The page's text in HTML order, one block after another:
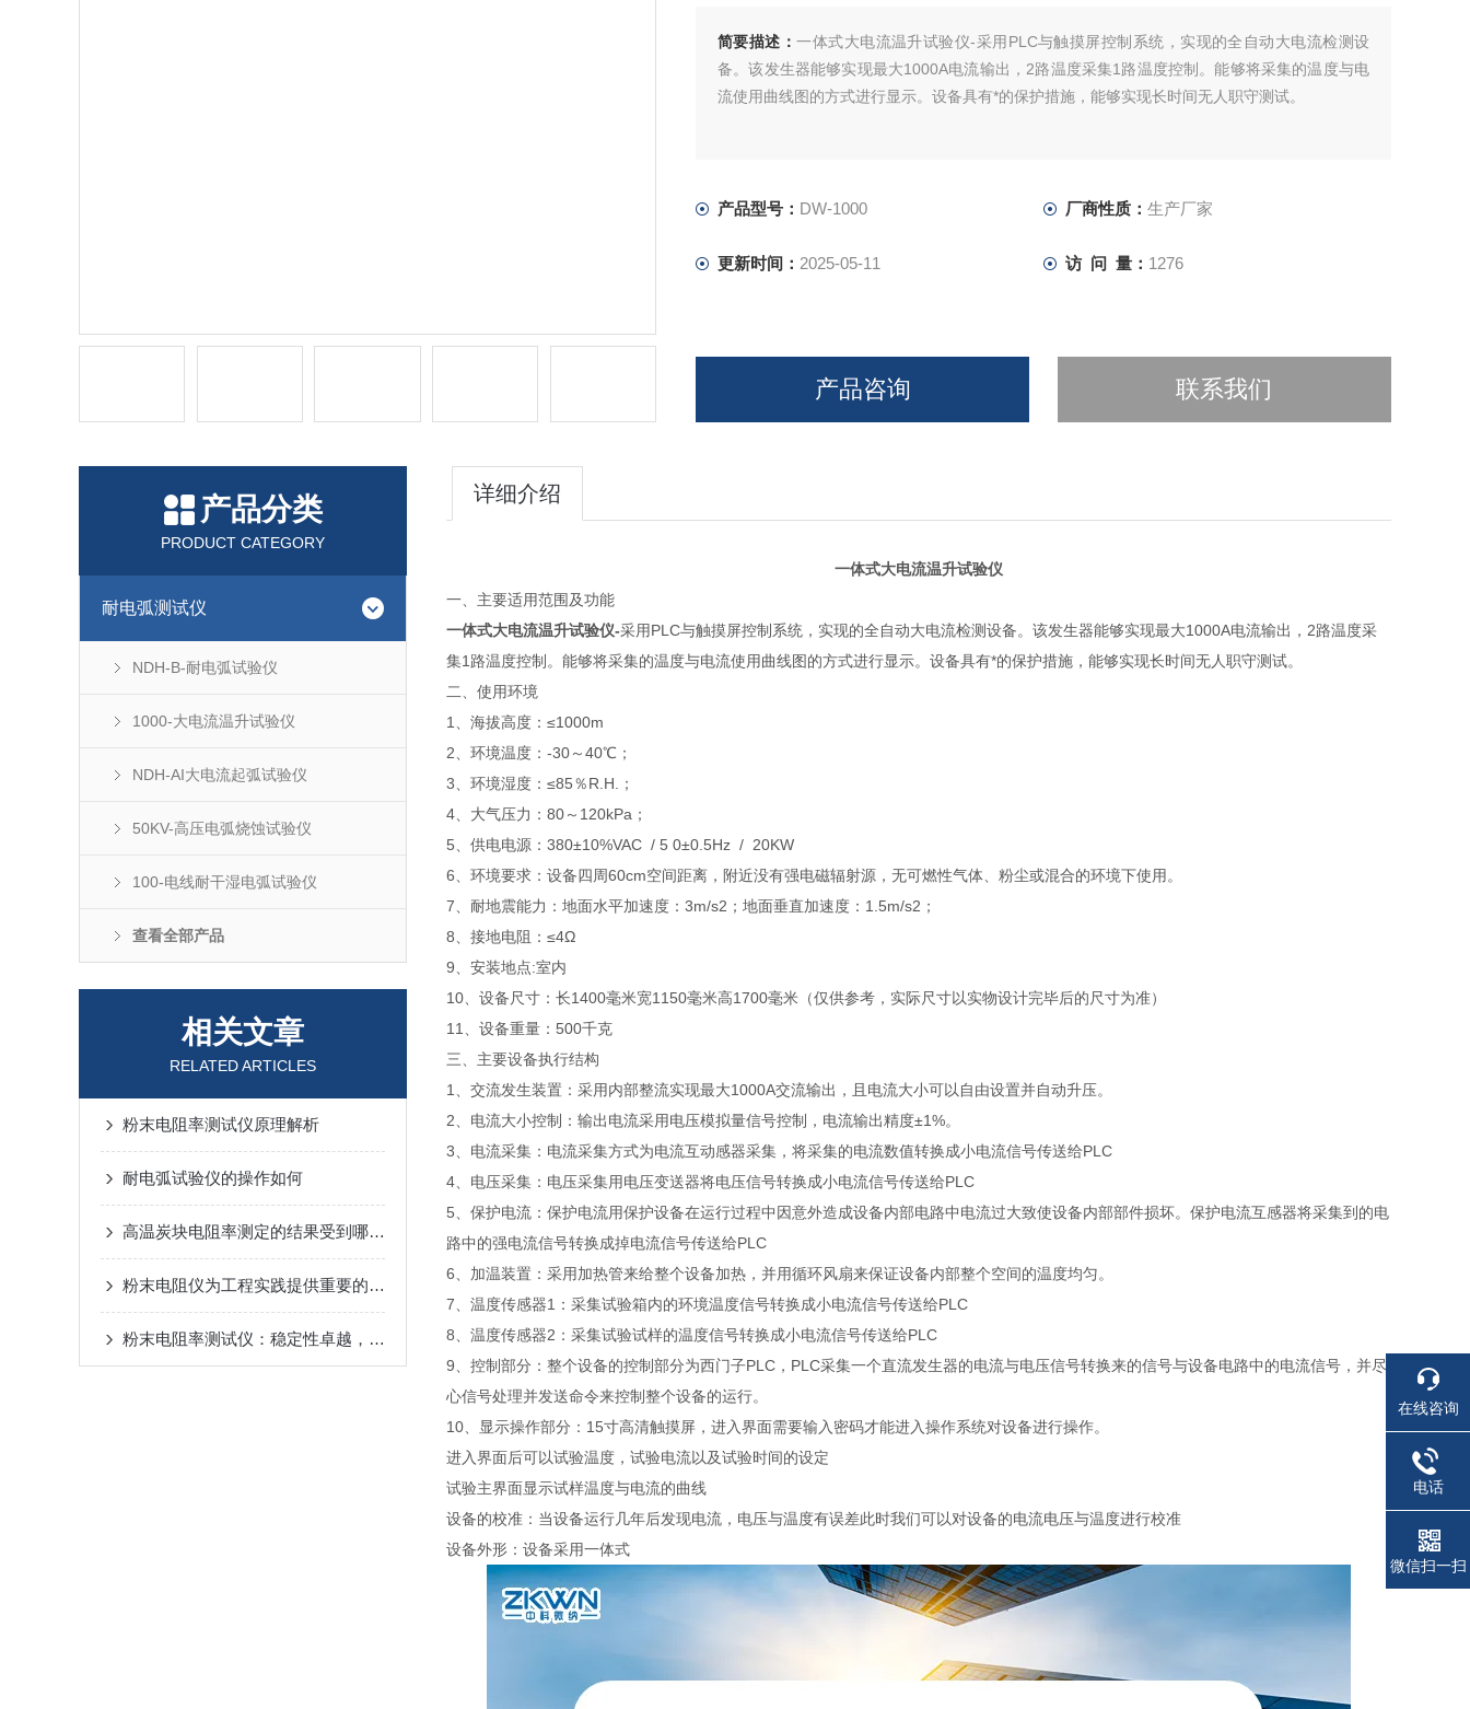
简要描述：一体式大电流温升试验仪-采用PLC与触摸屏控制系统，实现的全自动大电流检测设
备。该发生器能够实现最大1000A电流输出，2路温度采集1路温度控制。能够将采集的温度与电
流使用曲线图的方式进行显示。设备具有*的保护措施，能够实现长时间无人职守测试。
产品型号： DW-1000 厂商性质： 生产厂家
更新时间： 2025-05-11 访 问 量： 1276
产品咨询 联系我们
产品分类
PRODUCT CATEGORY
耐电弧测试仪
NDH-B-耐电弧试验仪
1000-大电流温升试验仪
NDH-AI大电流起弧试验仪
50KV-高压电弧烧蚀试验仪
100-电线耐干湿电弧试验仪
查看全部产品
相关文章
RELATED ARTICLES
粉末电阻率测试仪原理解析
耐电弧试验仪的操作如何
高温炭块电阻率测定的结果受到哪些因素影响
粉末电阻仪为工程实践提供重要的参考和指导
粉末电阻率测试仪：稳定性卓越，结构精巧
详细介绍
一体式大电流温升试验仪
一、主要适用范围及功能
一体式大电流温升试验仪-采用PLC与触摸屏控制系统，实现的全自动大电流检测设备。该发生器能够实现最大1000A电流输出，2路温度采
集1路温度控制。能够将采集的温度与电流使用曲线图的方式进行显示。设备具有*的保护措施，能够实现长时间无人职守测试。
二、使用环境
1、海拔高度：≤1000m
2、环境温度：-30～40℃；
3、环境湿度：≤85％R.H.；
4、大气压力：80～120kPa；
5、供电电源：380±10%VAC / 5 0±0.5Hz / 20KW
6、环境要求：设备四周60cm空间距离，附近没有强电磁辐射源，无可燃性气体、粉尘或混合的环境下使用。
7、耐地震能力：地面水平加速度：3m/s2；地面垂直加速度：1.5m/s2；
8、接地电阻：≤4Ω
9、安装地点:室内
10、设备尺寸：长1400毫米宽1150毫米高1700毫米（仅供参考，实际尺寸以实物设计完毕后的尺寸为准）
11、设备重量：500千克
三、主要设备执行结构
1、交流发生装置：采用内部整流实现最大1000A交流输出，且电流大小可以自由设置并自动升压。
2、电流大小控制：输出电流采用电压模拟量信号控制，电流输出精度±1%。
3、电流采集：电流采集方式为电流互动感器采集，将采集的电流数值转换成小电流信号传送给PLC
4、电压采集：电压采集用电压变送器将电压信号转换成小电流信号传送给PLC
5、保护电流：保护电流用保护设备在运行过程中因意外造成设备内部电路中电流过大致使设备内部部件损坏。保护电流互感器将采集到的电
路中的强电流信号转换成掉电流信号传送给PLC
6、加温装置：采用加热管来给整个设备加热，并用循环风扇来保证设备内部整个空间的温度均匀。
7、温度传感器1：采集试验箱内的环境温度信号转换成小电流信号传送给PLC
8、温度传感器2：采集试验试样的温度信号转换成小电流信号传送给PLC
9、控制部分：整个设备的控制部分为西门子PLC，PLC采集一个直流发生器的电流与电压信号转换来的信号与设备电路中的电流信号，并尽
心信号处理并发送命令来控制整个设备的运行。
10、显示操作部分：15寸高清触摸屏，进入界面需要输入密码才能进入操作系统对设备进行操作。
进入界面后可以试验温度，试验电流以及试验时间的设定
试验主界面显示试样温度与电流的曲线
设备的校准：当设备运行几年后发现电流，电压与温度有误差此时我们可以对设备的电流电压与温度进行校准
设备外形：设备采用一体式
在线咨询
电话
微信扫一扫